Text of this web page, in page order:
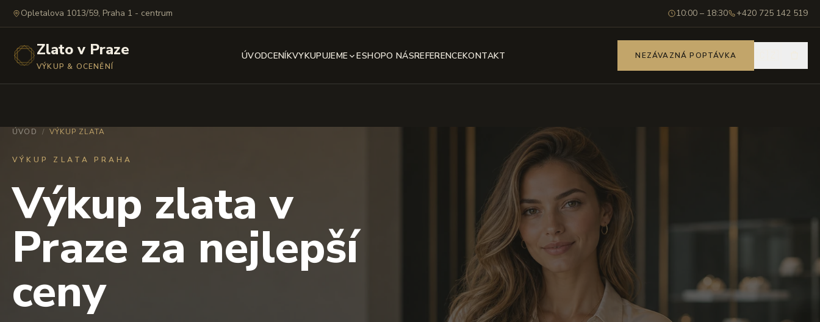
Opletalova 1013/59, Praha 1 - centrum 10:00 – 18:30 +420 725 142 519
Zlato v Praze
VÝKUP & OCENĚNÍ
ÚVODCENÍKVYKUPUJEME ESHOPO NÁSREFERENCEKONTAKT NEZÁVAZNÁ POPTÁVKA
ÚVOD / VÝKUP ZLATA
VÝKUP ZLATA PRAHA
Výkup zlata v
Praze za nejlepší
ceny